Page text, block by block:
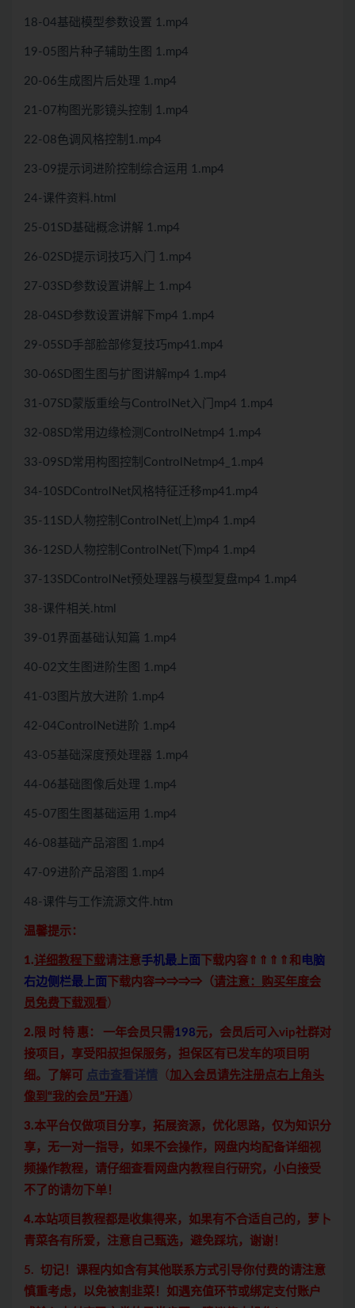
18-04基础模型参数设置 1.mp4
19-05图片种子辅助生图 1.mp4
20-06生成图片后处理 1.mp4
21-07构图光影镜头控制 1.mp4
22-08色调风格控制1.mp4
23-09提示词进阶控制综合运用 1.mp4
24-课件资料.html
25-01SD基础概念讲解 1.mp4
26-02SD提示词技巧入门 1.mp4
27-03SD参数设置讲解上 1.mp4
28-04SD参数设置讲解下mp4 1.mp4
29-05SD手部脸部修复技巧mp41.mp4
30-06SD图生图与扩图讲解mp4 1.mp4
31-07SD蒙版重绘与ControlNet入门mp4 1.mp4
32-08SD常用边缘检测ControlNetmp4 1.mp4
33-09SD常用构图控制ControlNetmp4_1.mp4
34-10SDControlNet风格特征迁移mp41.mp4
35-11SD人物控制ControlNet(上)mp4 1.mp4
36-12SD人物控制ControlNet(下)mp4 1.mp4
37-13SDControlNet预处理器与模型复盘mp4 1.mp4
38-课件相关.html
39-01界面基础认知篇 1.mp4
40-02文生图进阶生图 1.mp4
41-03图片放大进阶 1.mp4
42-04ControlNet进阶 1.mp4
43-05基础深度预处理器 1.mp4
44-06基础图像后处理 1.mp4
45-07图生图基础运用 1.mp4
46-08基础产品溶图 1.mp4
47-09进阶产品溶图 1.mp4
48-课件与工作流源文件.htm
温馨提示：
1.详细教程下载请注意手机最上面 下载内容⇑⇑⇑⇑和 电脑
右边侧栏最上面
下载内容⇒⇒⇒⇒（请注意：购买年度会
员免费下载观看）
2.限 时 特 惠： 一年会员只需198元，会员后可入vip社群对
接项目，享受阳叔担保服务，担保区有已发车的项目明
细。了解可
点击查看详情 （ 加入会员请先注册点右上角头
像到“我的会员”开通 ）
3.本平台仅做项目分享，拓展资源，优化思路，仅为知识分
享，无一对一指导，如果不会操作，网盘内均配备详细视
频操作教程，请仔细查看网盘内教程自行研究，小白接受
不了的请勿下单！
4.本站项目教程都是收集得来，如果有不合适自己的，萝卜
青菜各有所爱，注意自己甄选，避免踩坑，谢谢！
5. 切记！课程内如含有其他联系方式引导你付费的请注意
慎重考虑，以免被割韭菜！如遇充值环节或绑定支付账户